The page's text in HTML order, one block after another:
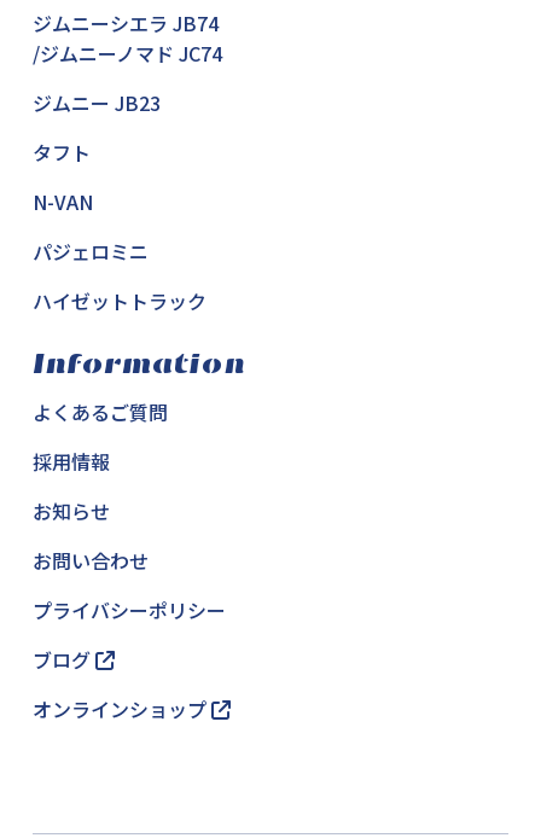
ジムニーシエラ JB74
/ジムニーノマド JC74
ジムニー JB23
タフト
N-VAN
パジェロミニ
ハイゼットトラック
Information
よくあるご質問
採用情報
お知らせ
お問い合わせ
プライバシーポリシー
ブログ
オンラインショップ